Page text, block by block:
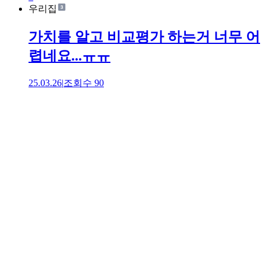
우리집
가치를 알고 비교평가 하는거 너무 어
렵네요...ㅠㅠ
25.03.26|조회수 90